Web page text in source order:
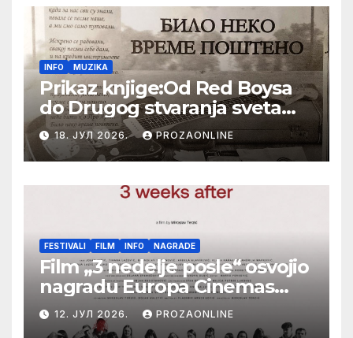
INFO MUZIKA
Prikaz knjige:Od Red Boysa
do Drugog stvaranja sveta
(bilo neko vreme pošteno)
(autor- Zlatomira Sremca,
Botoš 2022. godine,
samizdat)
18. ЈУЛ 2026. PROZAONLINE
FESTIVALI FILM INFO NAGRADE
Film „3 nedelje posle“ osvojio
nagradu Europa Cinemas
Label na Filmskom festivalu
u Karlovim Varima
12. ЈУЛ 2026. PROZAONLINE